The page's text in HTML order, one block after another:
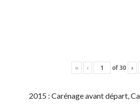
« ‹ of30 ›
2015 : Carénage avant départ,